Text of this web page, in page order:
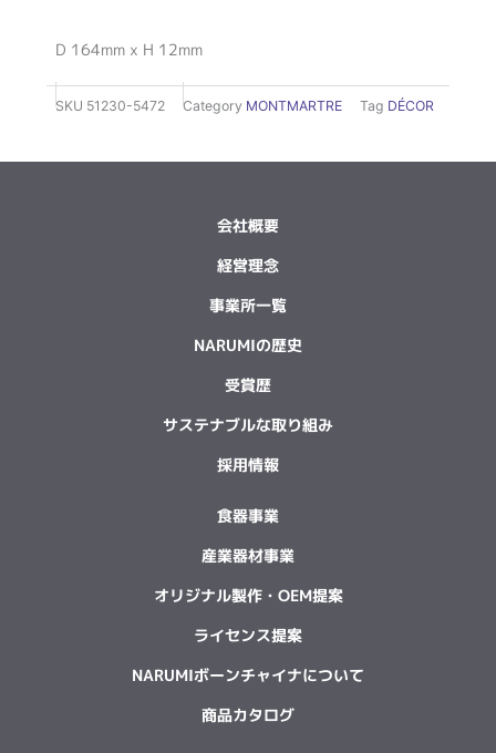
D 164mm x H 12mm
SKU 51230-5472 Category MONTMARTRE Tag DÉCOR
会社概要
経営理念
事業所一覧
NARUMIの歴史
受賞歴
サステナブルな取り組み
採用情報
食器事業
産業器材事業
オリジナル製作・OEM提案
ライセンス提案
NARUMIボーンチャイナについて
商品カタログ